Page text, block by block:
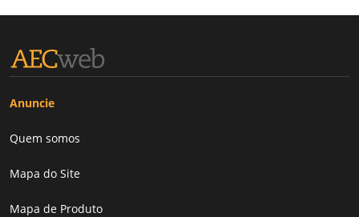
Anuncie
Quem somos
Mapa do Site
Mapa de Produto